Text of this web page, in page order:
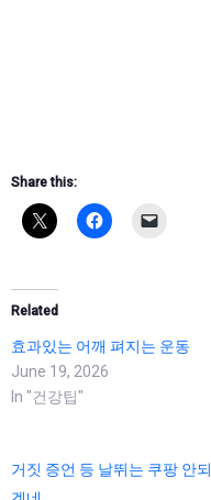
Share this:
Related
효과있는 어깨 펴지는 운동
June 19, 2026
In "건강팁"
거짓 증언 등 날뛰는 쿠팡 안되